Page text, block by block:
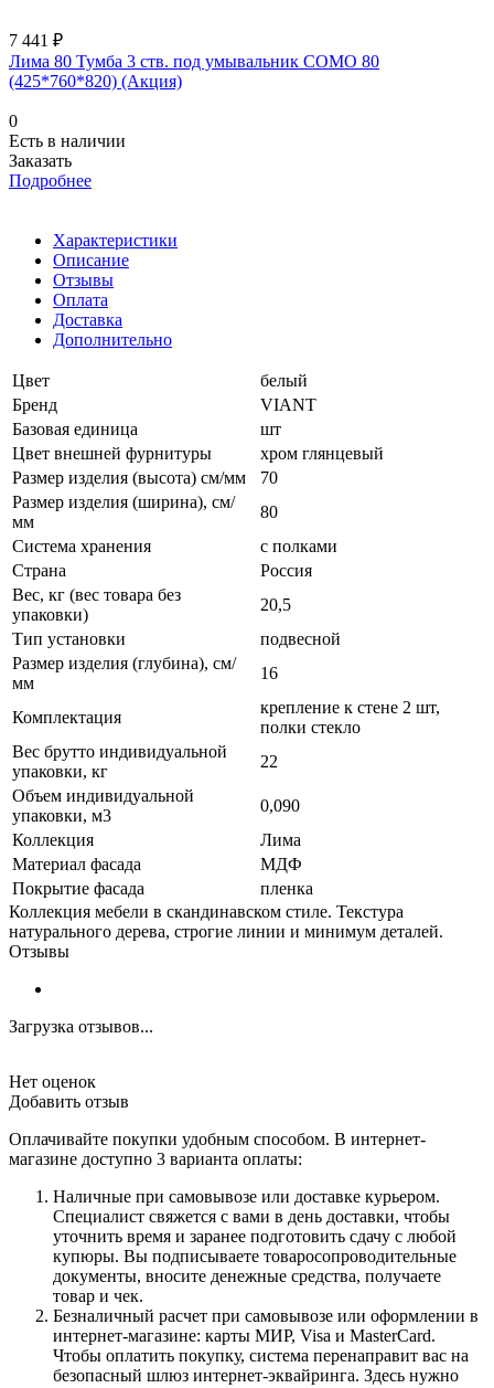
7 441 ₽
Лима 80 Тумба 3 ств. под умывальник COMO 80
(425*760*820) (Акция)
0
Есть в наличии
Заказать
Подробнее
Характеристики
Описание
Отзывы
Оплата
Доставка
Дополнительно
Цвет
белый
Бренд
VIANT
Базовая единица
шт
Цвет внешней фурнитуры
хром глянцевый
Размер изделия (высота) см/мм
70
Размер изделия (ширина), см/
мм
80
Система хранения
с полками
Страна
Россия
Вес, кг (вес товара без
упаковки)
20,5
Тип установки
подвесной
Размер изделия (глубина), см/
мм
16
Комплектация
крепление к стене 2 шт,
полки стекло
Вес брутто индивидуальной
упаковки, кг
22
Объем индивидуальной
упаковки, м3
0,090
Коллекция
Лима
Материал фасада
МДФ
Покрытие фасада
пленка
Коллекция мебели в скандинавском стиле. Текстура
натурального дерева, строгие линии и минимум деталей.
Отзывы
Загрузка отзывов...
Нет оценок
Добавить отзыв
Оплачивайте покупки удобным способом. В интернет-
магазине доступно 3 варианта оплаты:
Наличные при самовывозе или доставке курьером.
Специалист свяжется с вами в день доставки, чтобы
уточнить время и заранее подготовить сдачу с любой
купюры. Вы подписываете товаросопроводительные
документы, вносите денежные средства, получаете
товар и чек.
Безналичный расчет при самовывозе или оформлении в
интернет-магазине: карты МИР, Visa и MasterCard.
Чтобы оплатить покупку, система перенаправит вас на
безопасный шлюз интернет-эквайринга. Здесь нужно